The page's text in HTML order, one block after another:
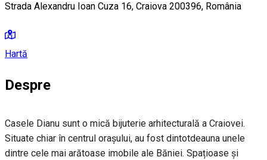
Strada Alexandru Ioan Cuza 16, Craiova 200396, România
Hartă
Despre
Casele Dianu sunt o mică bijuterie arhitecturală a Craiovei.
Situate chiar în centrul orașului, au fost dintotdeauna unele
dintre cele mai arătoase imobile ale Băniei. Spațioase și